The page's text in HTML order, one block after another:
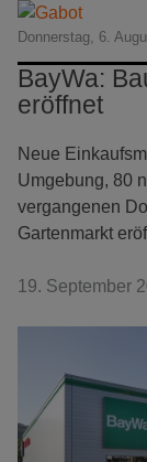
Donnerstag, 6.
BayWa:
eröffnet
Neue
Umgebung, 80
vergangenen
Gartenmarkt
19. September